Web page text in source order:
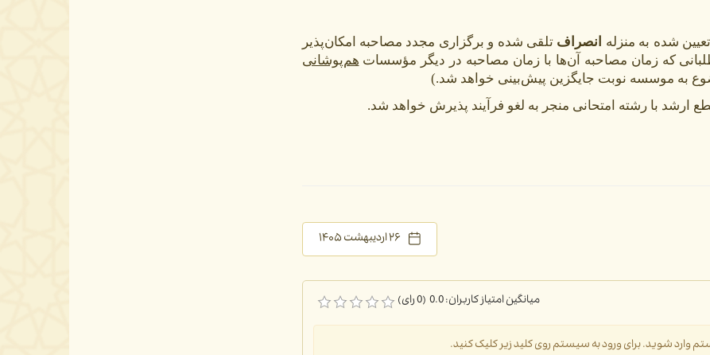
شده به منزله انصراف تلقی شده و برگزاری مجدد مصاحبه امکان‌پذیر
که زمان مصاحبه آن‌ها با زمان مصاحبه در دیگر مؤسسات هم‌پوشانی
به موسسه نوبت جایگزین پیش‌بینی خواهد شد.)
ارشد با رشته امتحانی منجر به لغو فرآیند پذیرش خواهد شد.
۲۶ اردیبهشت ۱۴۰۵
میانگین امتیاز کاربران: 0.0 (0 رای)
وارد شوید. برای ورود به سیستم روی کلید زیر کلیک کنید.